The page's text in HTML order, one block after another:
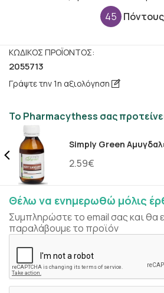
45 Πόντους
ΚΩΔΙΚΌΣ ΠΡΟΪΌΝΤΟΣ:
2055713
Γράψτε την 1η αξιολόγηση
Το Pharmacythess σας
Simply Green
2.59€
Θέλω να ενημερωθώ μόλις
Συμπληρώστε το email σας και θα
παραλάβουμε το προϊόν